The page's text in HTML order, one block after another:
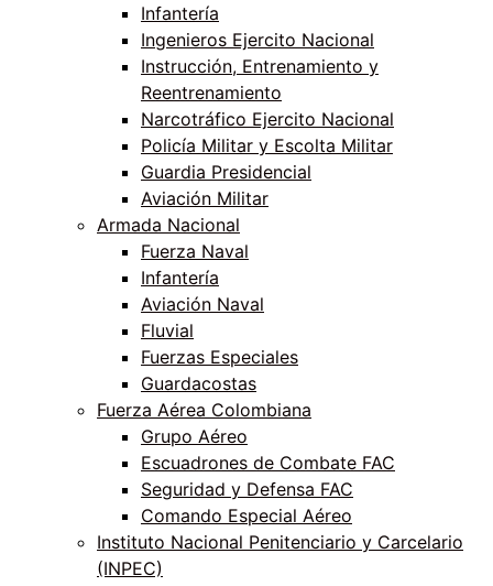
Infantería
Ingenieros Ejercito Nacional
Instrucción, Entrenamiento y
Reentrenamiento
Narcotráfico Ejercito Nacional
Policía Militar y Escolta Militar
Guardia Presidencial
Aviación Militar
Armada Nacional
Fuerza Naval
Infantería
Aviación Naval
Fluvial
Fuerzas Especiales
Guardacostas
Fuerza Aérea Colombiana
Grupo Aéreo
Escuadrones de Combate FAC
Seguridad y Defensa FAC
Comando Especial Aéreo
Instituto Nacional Penitenciario y Carcelario
(INPEC)